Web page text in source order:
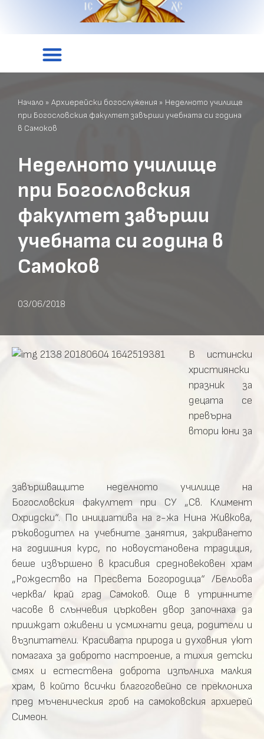
Начало » Архиерейски богослужения » Неделното училище
при Богословския факултет завърши учебната си година
в Самоков
Неделното училище
при Богословския
факултет завърши
учебната си година в
Самоков
03/06/2018
В истински
християнски
празник за
децата се
превърна
втори юни за
завършващите неделното училище на
Богословския факултет при СУ „Св. Климент
Охридски“. По инициатива на г-жа Нина Живкова,
ръководител на учебните занятия, закриването
на годишния курс, по новоустановена традиция,
беше извършено в красивия средновековен храм
„Рождество на Пресвета Богородица“ /Бельова
черква/ край град Самоков. Още в утринните
часове в слънчевия църковен двор започнаха да
прииждат оживени и усмихнати деца, родители и
възпитатели. Красивата природа и духовния уют
помагаха за доброто настроение, а тихия детски
смях и естествена доброта изпълниха малкия
храм, в който всички благоговейно се преклониха
пред мъченическия гроб на самоковския архиерей
Симеон.